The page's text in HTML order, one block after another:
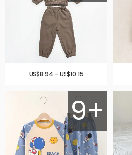
US$8.94 - US$10.15
9+